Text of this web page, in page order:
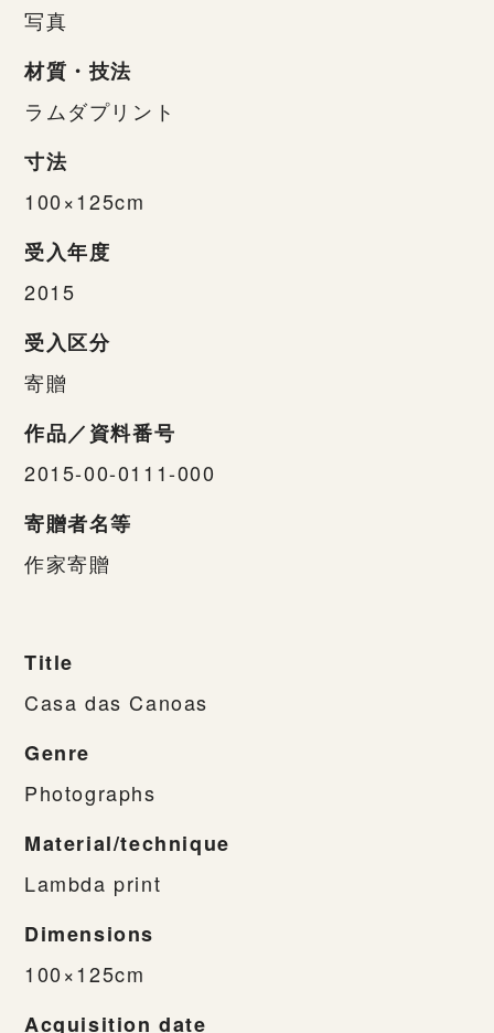
写真
材質・技法
ラムダプリント
寸法
100×125cm
受入年度
2015
受入区分
寄贈
作品／資料番号
2015-00-0111-000
寄贈者名等
作家寄贈
Title
Casa das Canoas
Genre
Photographs
Material/technique
Lambda print
Dimensions
100×125cm
Acquisition date